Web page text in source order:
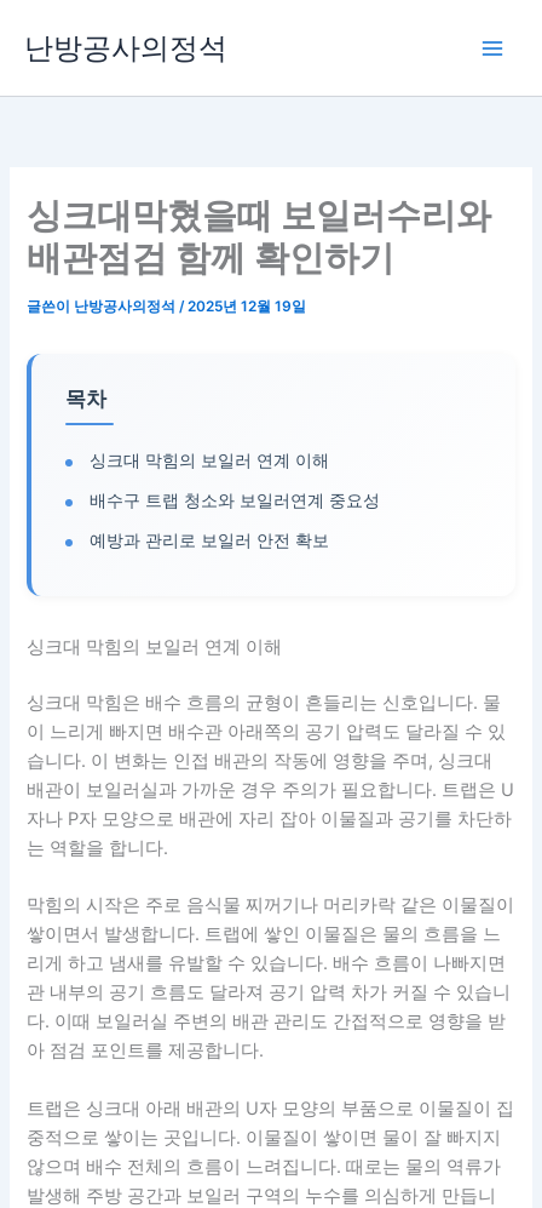
로
난방공사의정석
싱크대막혔을때 보일러수리와
배관점검 함께 확인하기
글쓴이 난방공사의정석/2025년 12월 19일
목차
싱크대 막힘의 보일러 연계 이해
배수구 트랩 청소와 보일러연계 중요성
예방과 관리로 보일러 안전 확보
싱크대 막힘의 보일러 연계 이해
싱크대 막힘은 배수 흐름의 균형이 흔들리는 신호입니다. 물
이 느리게 빠지면 배수관 아래쪽의 공기 압력도 달라질 수 있
습니다. 이 변화는 인접 배관의 작동에 영향을 주며, 싱크대
배관이 보일러실과 가까운 경우 주의가 필요합니다. 트랩은 U
자나 P자 모양으로 배관에 자리 잡아 이물질과 공기를 차단하
는 역할을 합니다.
막힘의 시작은 주로 음식물 찌꺼기나 머리카락 같은 이물질이
쌓이면서 발생합니다. 트랩에 쌓인 이물질은 물의 흐름을 느
리게 하고 냄새를 유발할 수 있습니다. 배수 흐름이 나빠지면
관 내부의 공기 흐름도 달라져 공기 압력 차가 커질 수 있습니
다. 이때 보일러실 주변의 배관 관리도 간접적으로 영향을 받
아 점검 포인트를 제공합니다.
트랩은 싱크대 아래 배관의 U자 모양의 부품으로 이물질이 집
중적으로 쌓이는 곳입니다. 이물질이 쌓이면 물이 잘 빠지지
않으며 배수 전체의 흐름이 느려집니다. 때로는 물의 역류가
발생해 주방 공간과 보일러 구역의 누수를 의심하게 만듭니